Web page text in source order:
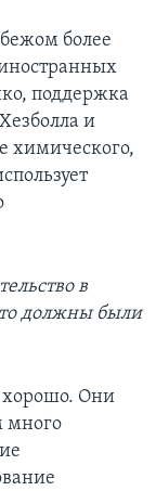
более
поддержка
и
химического,
в
должны были
хорошо. Они
много